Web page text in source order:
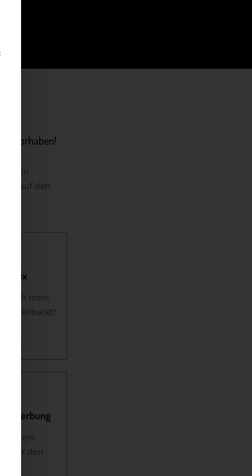
mein
auf den
ich mein
Zielmarkt?
ein
für den